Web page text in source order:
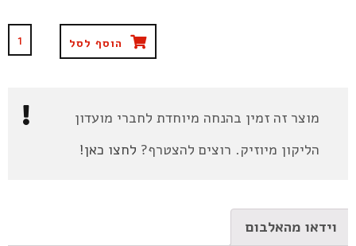
הוסף לסל
מוצר זה זמין בהנחה מיוחדת לחברי מועדון
הליקון מיוזיק. רוצים להצטרף? לחצו כאן!
וידאו מהאלבום